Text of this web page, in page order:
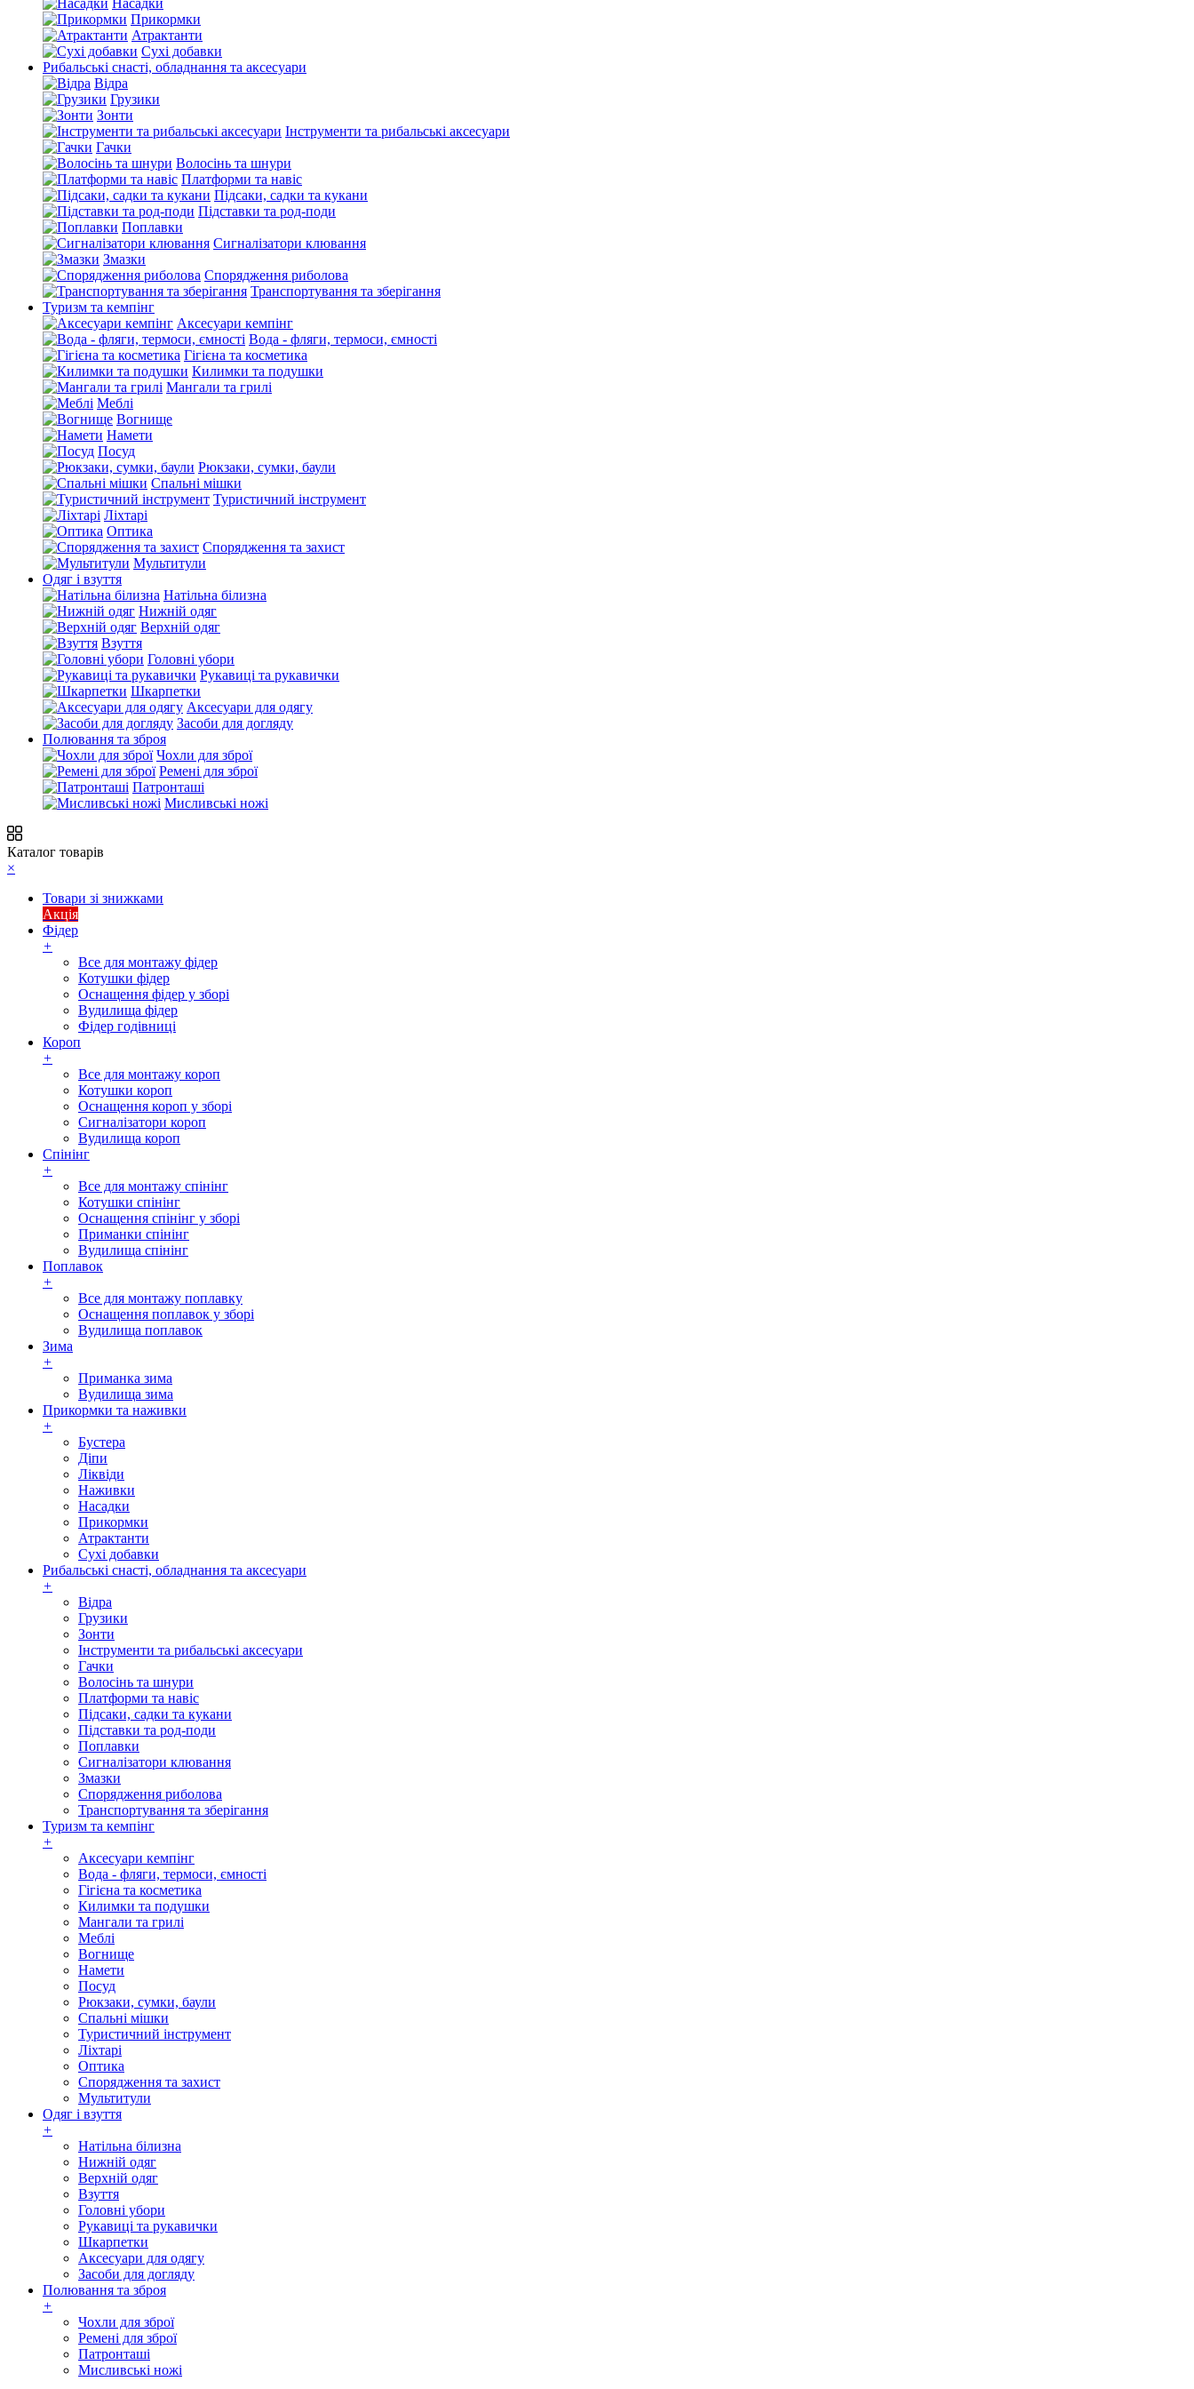
Насадки
Прикормки
Атрактанти
Сухі добавки
Рибальські снасті, обладнання та аксесуари
Відра
Грузики
Зонти
Інструменти та рибальські аксесуари
Гачки
Волосінь та шнури
Платформи та навіс
Підсаки, садки та кукани
Підставки та род-поди
Поплавки
Сигналізатори клювання
Змазки
Спорядження риболова
Транспортування та зберігання
Туризм та кемпінг
Аксесуари кемпінг
Вода - фляги, термоси, ємності
Гігієна та косметика
Килимки та подушки
Мангали та грилі
Меблі
Вогнище
Намети
Посуд
Рюкзаки, сумки, баули
Спальні мішки
Туристичний інструмент
Ліхтарі
Оптика
Спорядження та захист
Мультитули
Одяг і взуття
Натільна білизна
Нижній одяг
Верхній одяг
Взуття
Головні убори
Рукавиці та рукавички
Шкарпетки
Аксесуари для одягу
Засоби для догляду
Полювання та зброя
Чохли для зброї
Ремені для зброї
Патронташі
Мисливські ножі
Каталог товарів
×
Товари зі знижками
Акція
Фідер
+
Все для монтажу фідер
Котушки фідер
Оснащення фідер у зборі
Вудилища фідер
Фідер годівниці
Короп
+
Все для монтажу короп
Котушки короп
Оснащення короп у зборі
Сигналізатори короп
Вудилища короп
Спінінг
+
Все для монтажу спінінг
Котушки спінінг
Оснащення спінінг у зборі
Приманки спінінг
Вудилища спінінг
Поплавок
+
Все для монтажу поплавку
Оснащення поплавок у зборі
Вудилища поплавок
Зима
+
Приманка зима
Вудилища зима
Прикормки та наживки
+
Бустера
Діпи
Ліквіди
Наживки
Насадки
Прикормки
Атрактанти
Сухі добавки
Рибальські снасті, обладнання та аксесуари
+
Відра
Грузики
Зонти
Інструменти та рибальські аксесуари
Гачки
Волосінь та шнури
Платформи та навіс
Підсаки, садки та кукани
Підставки та род-поди
Поплавки
Сигналізатори клювання
Змазки
Спорядження риболова
Транспортування та зберігання
Туризм та кемпінг
+
Аксесуари кемпінг
Вода - фляги, термоси, ємності
Гігієна та косметика
Килимки та подушки
Мангали та грилі
Меблі
Вогнище
Намети
Посуд
Рюкзаки, сумки, баули
Спальні мішки
Туристичний інструмент
Ліхтарі
Оптика
Спорядження та захист
Мультитули
Одяг і взуття
+
Натільна білизна
Нижній одяг
Верхній одяг
Взуття
Головні убори
Рукавиці та рукавички
Шкарпетки
Аксесуари для одягу
Засоби для догляду
Полювання та зброя
+
Чохли для зброї
Ремені для зброї
Патронташі
Мисливські ножі